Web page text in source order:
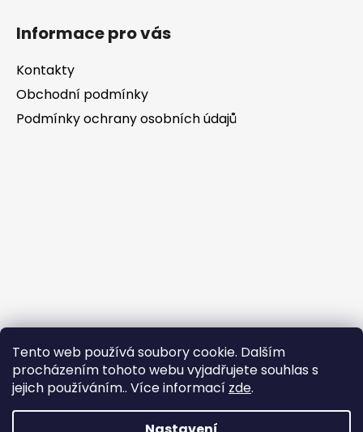
Tento web používá soubory cookie. Dalším
procházením tohoto webu vyjadřujete souhlas s
jejich používáním.. Více informací zde.
Informace pro vás
Kontakty
Obchodní podmínky
Podmínky ochrany osobních údajů